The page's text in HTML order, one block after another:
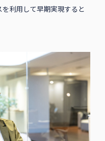
利用して早期実現すると